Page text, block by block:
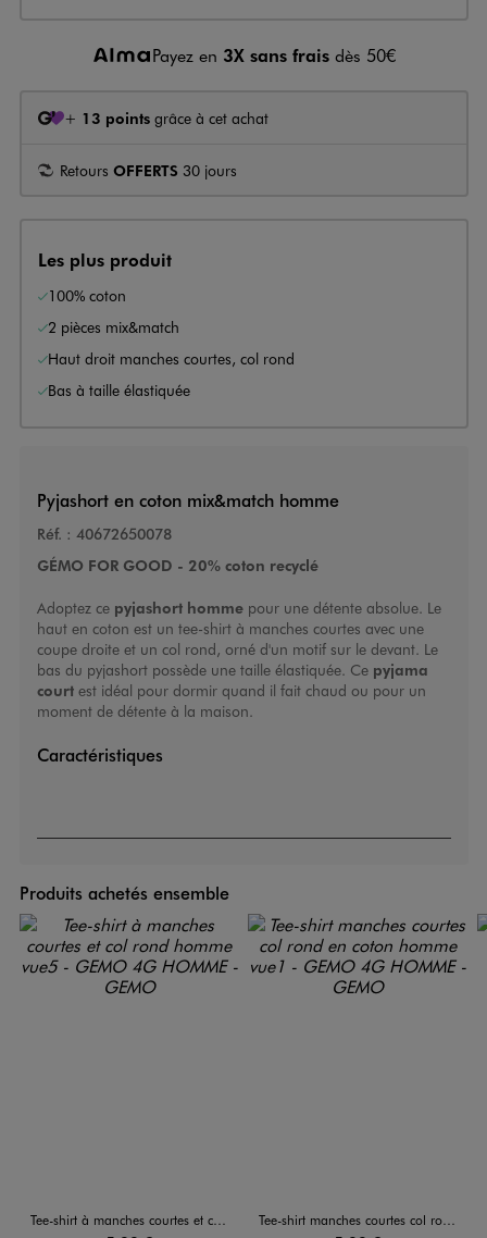
Payez en 3X sans frais dès 50€
+ 13 points grâce à cet achat
Retours OFFERTS 30 jours
Les plus produit
100% coton
2 pièces mix&match
Haut droit manches courtes, col rond
Bas à taille élastiquée
Pyjashort en coton mix&match homme
Réf. : 40672650078
GÉMO FOR GOOD - 20% coton recyclé
Adoptez ce pyjashort hommepour une détente absolue. Le
haut en coton est un tee-shirt à manches courtes avec une
coupe droite et un col rond, orné d'un motif sur le devant. Le
bas du pyjashort possède une taille élastiquée. Ce pyjama
courtest idéal pour dormir quand il fait chaud ou pour un
moment de détente à la maison.
Caractéristiques
Produits achetés ensemble
Tee-shirt à manches courtes et col rond homme Tee-shirt manches courtes col rond en coton homme